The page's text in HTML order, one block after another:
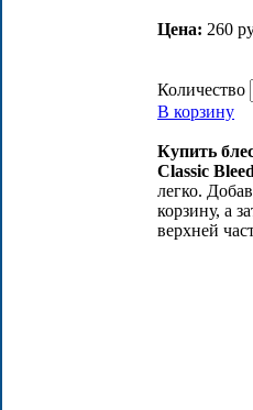
Цена: 260
Количество
В корзину
Купить
Classic
легко.
корзину, а
верхней